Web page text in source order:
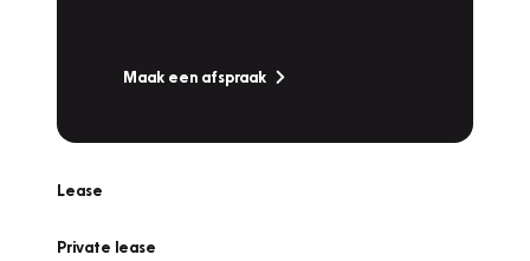
Maak een afspraak
Lease
Private lease